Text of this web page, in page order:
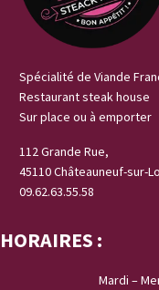
Spécialité de Viande
Restaurant steak house
Sur place ou à emporter
112 Grande Rue,
45110 Châteauneuf-sur-
09.62.63.55.58
HORAIRES :
Mardi –